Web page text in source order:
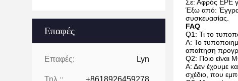
Επαφές
Επαφές: Lyn
Τηλ.:: +8618926459278
Σε: Αφρός EPE
Έξω από:
συσκευασίας.
FAQ
Q1: Τι το
Α: Το
απαίτηση
Q2: Ποιο είναι
Α: Δεν έχουμε
σχέδιο, που